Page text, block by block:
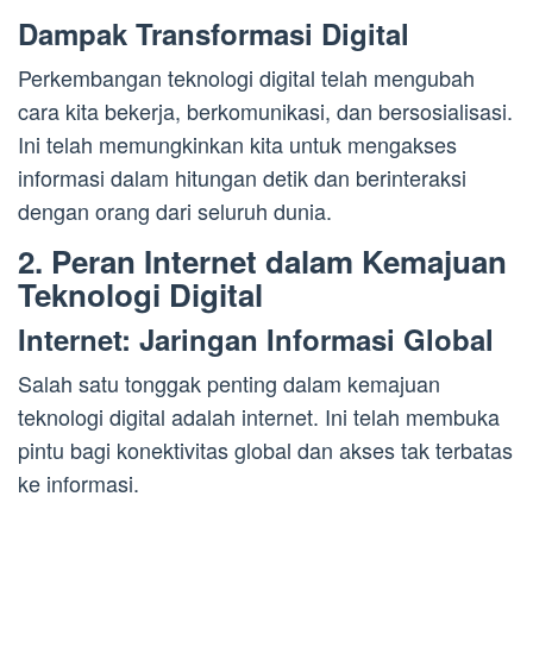
Dampak Transformasi Digital
Perkembangan teknologi digital telah mengubah
cara kita bekerja, berkomunikasi, dan bersosialisasi.
Ini telah memungkinkan kita untuk mengakses
informasi dalam hitungan detik dan berinteraksi
dengan orang dari seluruh dunia.
2. Peran Internet dalam Kemajuan
Teknologi Digital
Internet: Jaringan Informasi Global
Salah satu tonggak penting dalam kemajuan
teknologi digital adalah internet. Ini telah membuka
pintu bagi konektivitas global dan akses tak terbatas
ke informasi.